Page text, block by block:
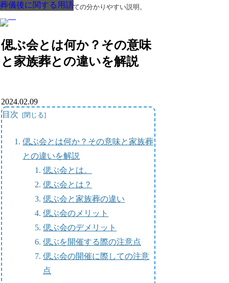
葬儀・葬式・法要についての分かりやすい説明。
偲ぶ会とは何か？その意味
と家族葬との違いを解説
葬儀後に関する用語
2024.02.09
目次
偲ぶ会とは何か？その意味と家族葬
との違いを解説
偲ぶ会とは。
偲ぶ会とは？
偲ぶ会と家族葬の違い
偲ぶ会のメリット
偲ぶ会のデメリット
偲ぶを開催する際の注意点
偲ぶ会の開催に際しての注意
点
葬儀後に関する用語
葬儀後に関する用語
葬儀後に関する用語
葬儀後に関する用語
葬儀後に関する用語
葬儀後に関する用語